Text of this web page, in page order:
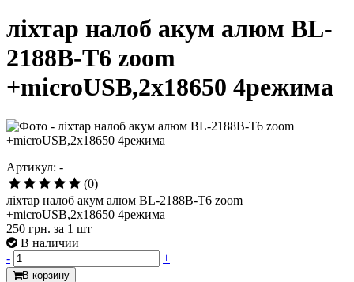
ліхтар налоб акум алюм BL-
2188B-T6 zoom
+microUSB,2х18650 4режима
Артикул: -
(0)
ліхтар налоб акум алюм BL-2188B-T6 zoom
+microUSB,2х18650 4режима
250 грн. за 1 шт
В наличии
-
+
В корзину